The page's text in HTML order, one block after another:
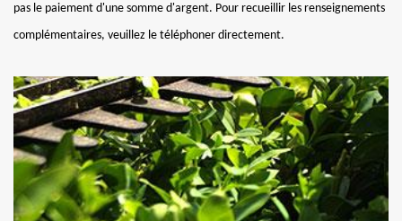
pas le paiement d'une somme d'argent. Pour recueillir les renseignements
complémentaires, veuillez le téléphoner directement.